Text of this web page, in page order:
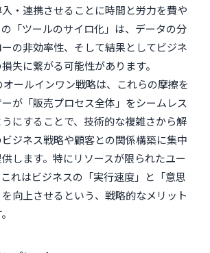
・連携させることに時間と労力を費や
「ツールのサイロ化」は、データの分
の非効率性、そして結果としてビジネ
失に繋がる可能性があります。
ールインワン戦略は、これらの摩擦を
が「販売プロセス全体」をシームレス
にすることで、技術的な複雑さから解
ジネス戦略や顧客との関係構築に集中
します。特にリソースが限られたユー
れはビジネスの「実行速度」と「意思
向上させるという、戦略的なメリット